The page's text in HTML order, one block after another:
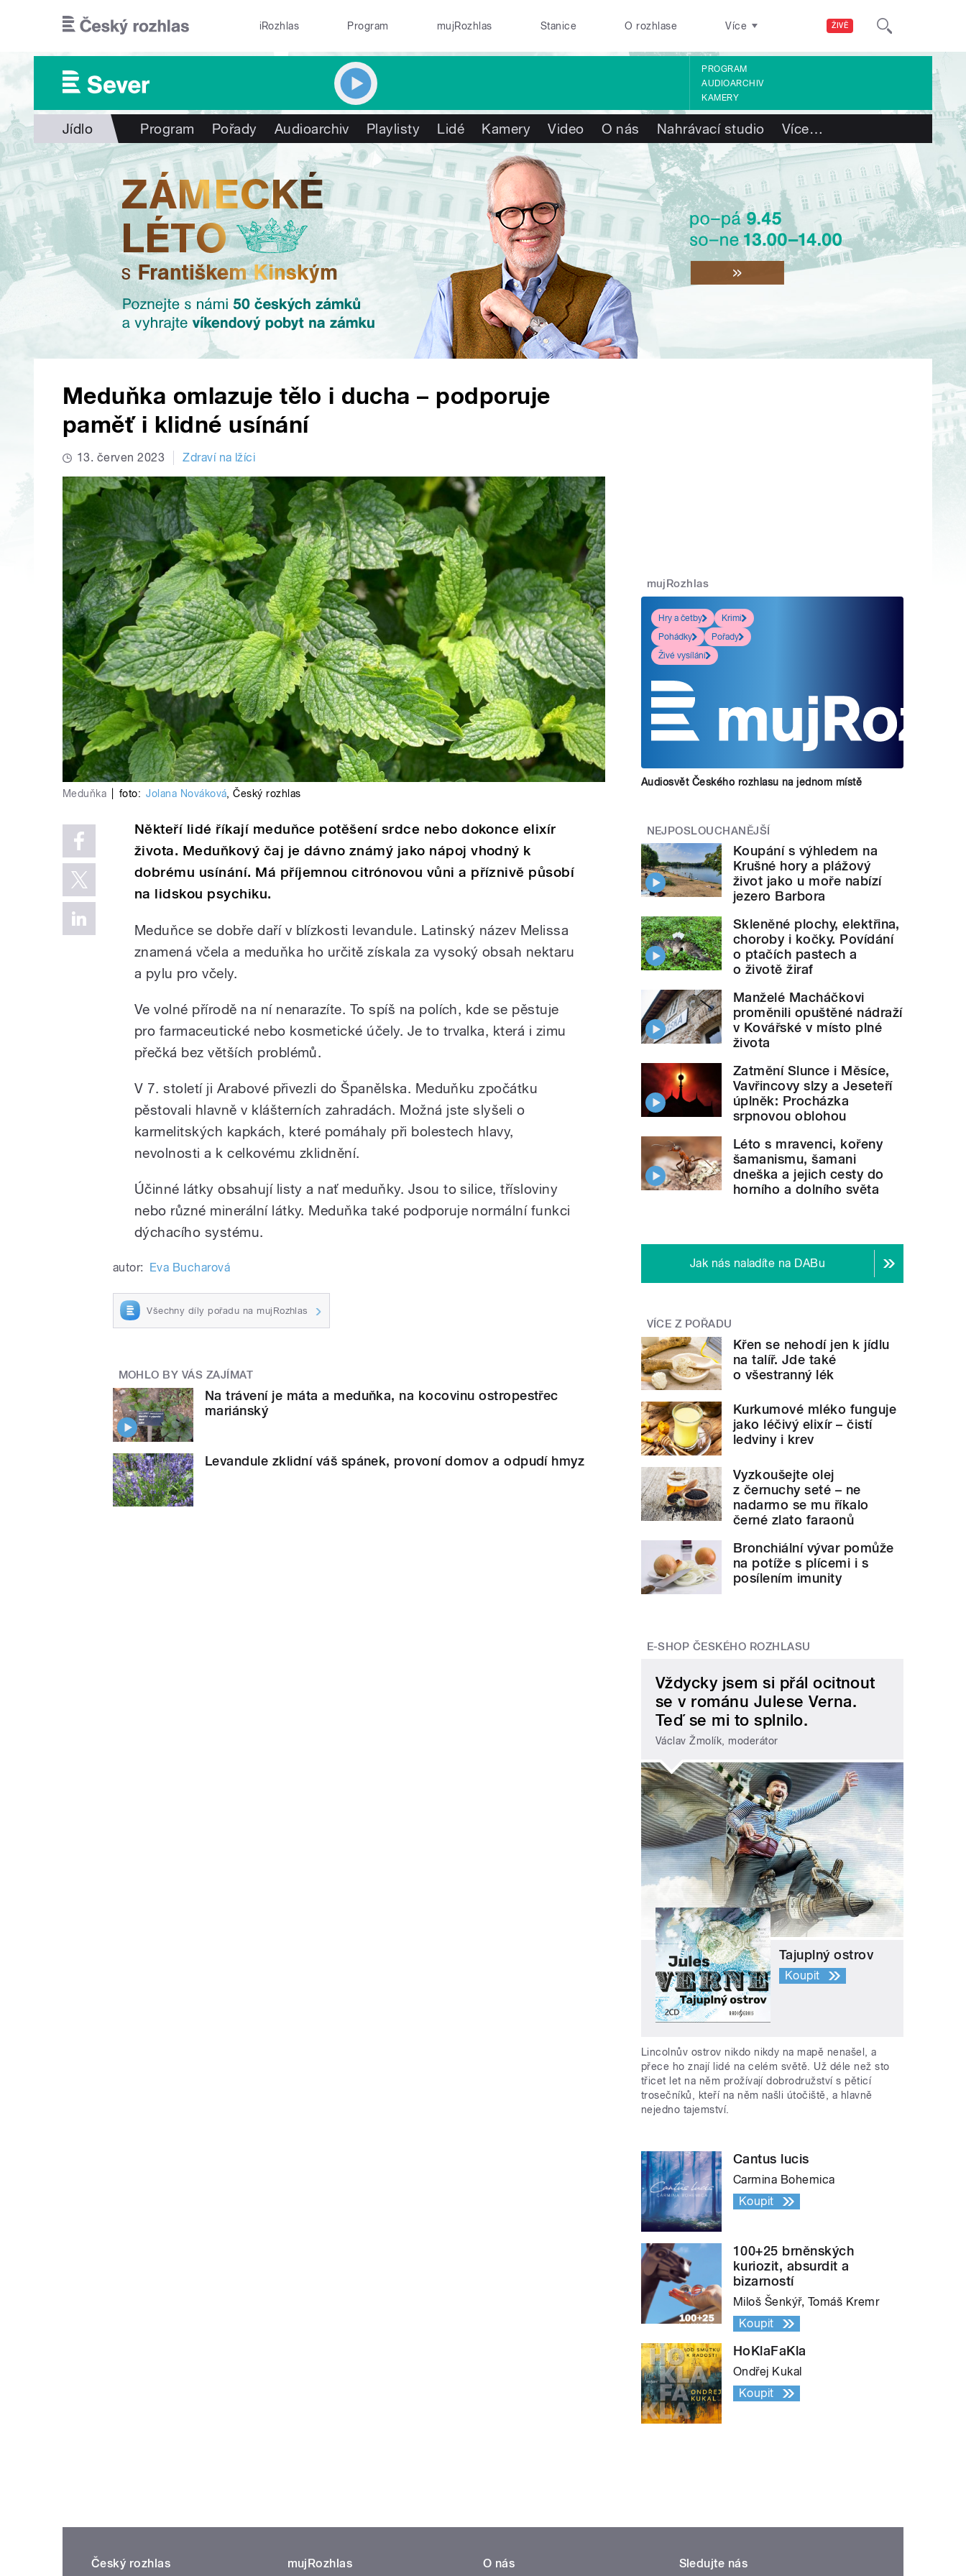
ŽIVĚ
iRozhlas Program mujRozhlas Stanice O rozhlase Více
PROGRAM
AUDIOARCHIV
KAMERY
Jídlo Program Pořady Audioarchiv Playlisty Lidé Kamery Video O nás Nahrávací studio Více…
Meduňka omlazuje tělo i ducha – podporuje
paměť i klidné usínání
13. červen 2023 Zdraví na lžíci
Meduňka foto: Jolana Nováková,Český rozhlas
Někteří lidé říkají meduňce potěšení srdce nebo dokonce elixír
života. Meduňkový čaj je dávno známý jako nápoj vhodný k
dobrému usínání. Má příjemnou citrónovou vůni a příznivě působí
na lidskou psychiku.
Meduňce se dobře daří v blízkosti levandule. Latinský název Melissa
znamená včela a meduňka ho určitě získala za vysoký obsah nektaru
a pylu pro včely.
Ve volné přírodě na ní nenarazíte. To spíš na polích, kde se pěstuje
pro farmaceutické nebo kosmetické účely. Je to trvalka, která i zimu
přečká bez větších problémů.
V 7. století ji Arabové přivezli do Španělska. Meduňku zpočátku
pěstovali hlavně v klášterních zahradách. Možná jste slyšeli o
karmelitských kapkách, které pomáhaly při bolestech hlavy,
nevolnosti a k celkovému zklidnění.
Účinné látky obsahují listy a nať meduňky. Jsou to silice, třísloviny
nebo různé minerální látky. Meduňka také podporuje normální funkci
dýchacího systému.
autor: Eva Bucharová
Všechny díly pořadu na mujRozhlas
MOHLO BY VÁS ZAJÍMAT
Na trávení je máta a meduňka, na kocovinu ostropestřec
mariánský
Levandule zklidní váš spánek, provoní domov a odpudí hmyz
mujRozhlas
Hry a četby
Krimi
Pohádky
Pořady
Živé vysílání
Audiosvět Českého rozhlasu na jednom místě
NEJPOSLOUCHANĚJŠÍ
Koupání s výhledem na
Krušné hory a plážový
život jako u moře nabízí
jezero Barbora
Skleněné plochy, elektřina,
choroby i kočky. Povídání
o ptačích pastech a
o životě žiraf
Manželé Macháčkovi
proměnili opuštěné nádraží
v Kovářské v místo plné
života
Zatmění Slunce i Měsíce,
Vavřincovy slzy a Jeseteří
úplněk: Procházka
srpnovou oblohou
Léto s mravenci, kořeny
šamanismu, šamani
dneška a jejich cesty do
horního a dolního světa
Jak nás naladíte na DABu
VÍCE Z POŘADU
Křen se nehodí jen k jídlu
na talíř. Jde také
o všestranný lék
Kurkumové mléko funguje
jako léčivý elixír – čistí
ledviny i krev
Vyzkoušejte olej
z černuchy seté – ne
nadarmo se mu říkalo
černé zlato faraonů
Bronchiální vývar pomůže
na potíže s plícemi i s
posílením imunity
E-SHOP ČESKÉHO ROZHLASU
Vždycky jsem si přál ocitnout
se v románu Julese Verna.
Teď se mi to splnilo.
Václav Žmolík, moderátor
Tajuplný ostrov
Koupit
Lincolnův ostrov nikdo nikdy na mapě nenašel, a
přece ho znají lidé na celém světě. Už déle než sto
třicet let na něm prožívají dobrodružství s pěticí
trosečníků, kteří na něm našli útočiště, a hlavně
nejedno tajemství.
Cantus lucis
Carmina Bohemica
Koupit
100+25 brněnských
kuriozit, absurdit a
bizarností
Miloš Šenkýř, Tomáš Kremr
Koupit
HoKlaFaKla
Ondřej Kukal
Koupit
Český rozhlas mujRozhlas O nás Sledujte nás